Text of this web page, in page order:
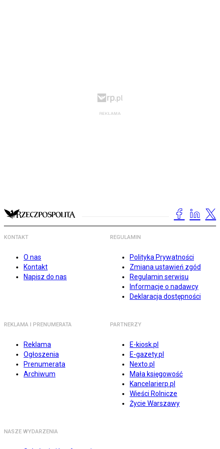
KONTAKT
O nas
Kontakt
Napisz do nas
REGULAMIN
Polityka Prywatności
Zmiana ustawień zgód
Regulamin serwisu
Informacje o nadawcy
Deklaracja dostępności
REKLAMA I PRENUMERATA
Reklama
Ogłoszenia
Prenumerata
Archiwum
PARTNERZY
E-kiosk.pl
E-gazety.pl
Nexto.pl
Mała księgowość
Kancelarierp.pl
Wieści Rolnicze
Życie Warszawy
NASZE WYDARZENIA